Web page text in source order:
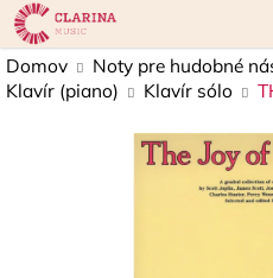
Prejsť
na
obsah
Domov Noty pre hudobné
Klavír (piano)
Klavír sólo
K
o
š
Späť
Späť